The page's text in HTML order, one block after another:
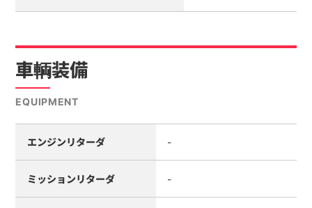
車輌装備
EQUIPMENT
エンジンリターダ -
ミッションリターダ -